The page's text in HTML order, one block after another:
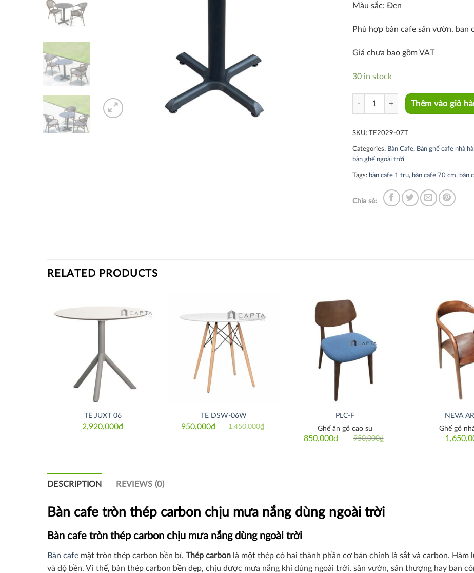
Màu sắc: Đen
Phù hợp bàn cafe sân vườn, ban
Giá chưa bao gồm VAT
30 in stock
TE2029-07T quantity
Thêm vào giỏ
SKU: TE2029-07T
Categories: Bàn Cafe, Bàn ghế cafe nhà
bàn ghế ngoài trời
Tags: bàn cafe 1 trụ, bàn cafe 70 cm, bàn
Chia sẻ:
RELATED PRODUCTS
TE JUXT 06
2,920,000₫
TE DSW-06W
1,450,000₫
Original
950,000₫
Current
PLC-F
950,000₫
Original
850,000₫
Current
Ghế ăn gỗ cao su
NEVA
Ghế gỗ
DESCRIPTION REVIEWS (0)
Bàn cafe tròn thép carbon chịu mưa nắng dùng ngoài trời
Bàn cafe tròn thép carbon chịu mưa nắng dùng ngoài trời
Bàn cafe mặt tròn thép carbon bền bỉ. Thép carbon là một thép có hai thành phần cơ bản chính là sắt và carbon.
và độ bền. Vì thế, bàn thép carbon bền đẹp, chịu được mưa nắng khi dùng ngoài trời, sân vườn, sân thượng hay ban